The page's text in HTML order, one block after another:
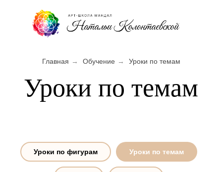
Главная → Обучение → Уроки по темам
Уроки по темам
Уроки по фигурам Уроки по темам